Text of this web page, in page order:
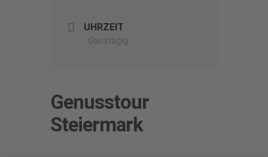
UHRZEIT
Ganztägig
Genusstour
Steiermark